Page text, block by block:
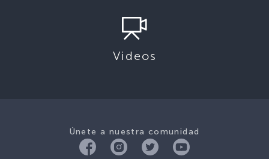
Videos
Únete a nuestra comunidad